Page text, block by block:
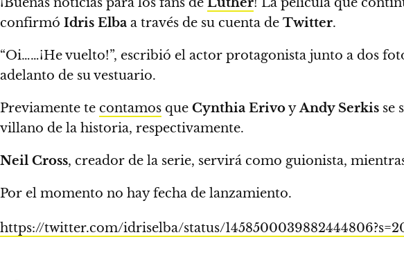
confirmó Idris Elba a través de su cuenta de Twitter.
“Oi……¡He vuelto!”, escribió el actor protagonista junto a dos
adelanto de su vestuario.
Previamente te contamos que Cynthia ErivoyAndy Serkis se
villano de la historia, respectivamente.
Neil Cross, creador de la serie, servirá como guionista,
Por el momento no hay fecha de lanzamiento.
https://twitter.com/idriselba/status/